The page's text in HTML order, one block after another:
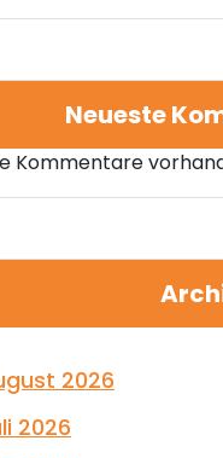
Neueste
Kommentare
2026
2026